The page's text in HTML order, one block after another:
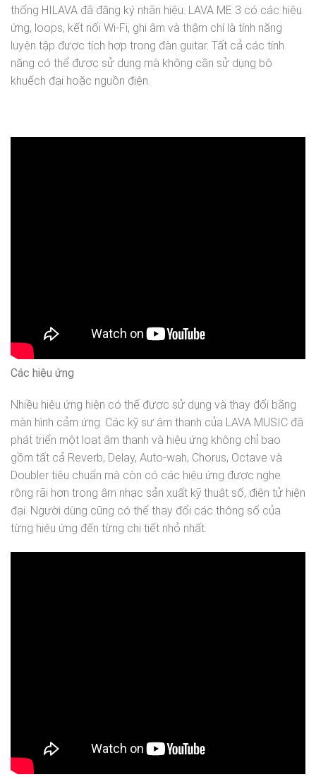
thống HILAVA đã đăng ký nhãn hiệu. LAVA ME 3 có các hiệu
ứng, loops, kết nối Wi-Fi, ghi âm và thậm chí là tính năng
luyện tập được tích hợp trong đàn guitar. Tất cả các tính
năng có thể được sử dụng mà không cần sử dụng bộ
khuếch đại hoặc nguồn điện.
Các hiệu ứng
Nhiều hiệu ứng hiện có thể được sử dụng và thay đổi bằng
màn hình cảm ứng. Các kỹ sư âm thanh của LAVA MUSIC đã
phát triển một loạt âm thanh và hiệu ứng không chỉ bao
gồm tất cả Reverb, Delay, Auto-wah, Chorus, Octave và
Doubler tiêu chuẩn mà còn có các hiệu ứng được nghe
rộng rãi hơn trong âm nhạc sản xuất kỹ thuật số, điện tử hiện
đại. Người dùng cũng có thể thay đổi các thông số của
từng hiệu ứng đến từng chi tiết nhỏ nhất.